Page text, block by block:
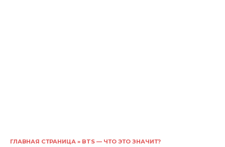
ГЛАВНАЯ СТРАНИЦА » BTS — ЧТО ЭТО ЗНАЧИТ?